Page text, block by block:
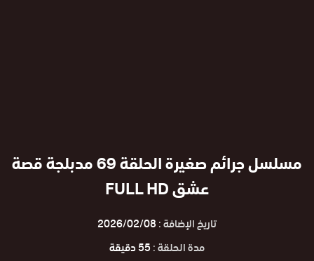
مسلسل جرائم صغيرة الحلقة 69 مدبلجة قصة
عشق FULL HD
تاريخ الإضافة :2026/02/08
مدة الحلقة :55 دقيقة